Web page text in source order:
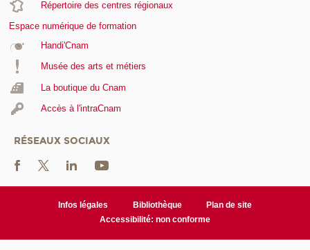
Répertoire des centres régionaux
Espace numérique de formation
Handi'Cnam
Musée des arts et métiers
La boutique du Cnam
Accès à l'intraCnam
RÉSEAUX SOCIAUX
Infos légales Bibliothèque
Plan de site
Accessibilité: non conforme